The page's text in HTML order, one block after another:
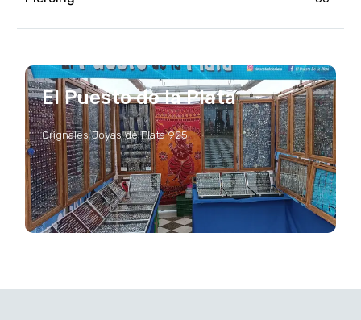
El Puesto de la Plata
Orignales Joyas de Plata 925